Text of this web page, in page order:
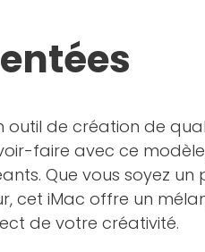
de création de
faire avec ce
Que vous soyez
cet iMac offre un
de votre créativité.